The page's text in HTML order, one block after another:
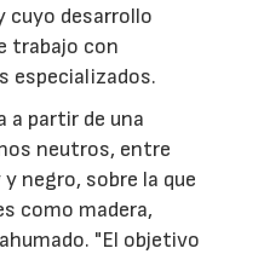
cuyo desarrollo
trabajo con
especializados.
a partir de una
neutros, entre
negro, sobre la que
como madera,
"El objetivo